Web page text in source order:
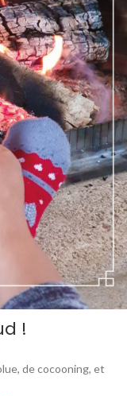
!
de cocooning, et